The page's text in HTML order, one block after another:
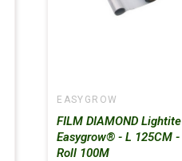
EASYGROW
FILM DIAMOND Lightite
Easygrow® - L 125CM -
Roll 100M